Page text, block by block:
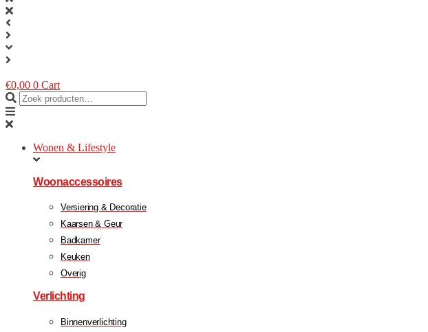
€0,00 0 Cart
Wonen & Lifestyle
Woonaccessoires
Versiering & Decoratie
Kaarsen & Geur
Badkamer
Keuken
Overig
Verlichting
Binnenverlichting